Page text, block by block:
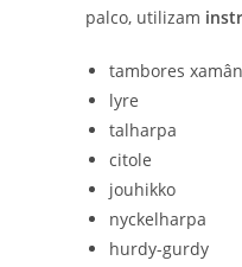
palco, utilizam
tambores
lyre
talharpa
citole
jouhikko
nyckelharpa
hurdy-gurdy